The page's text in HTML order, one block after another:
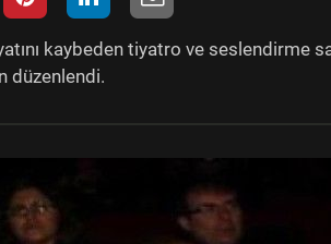
kaybeden tiyatro ve seslendirme
düzenlendi.